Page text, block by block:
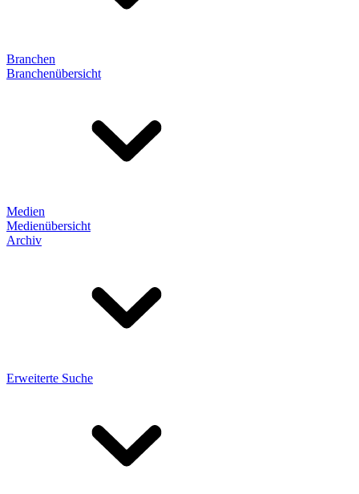
Branchen
Branchenübersicht
Medien
Medienübersicht
Archiv
Erweiterte Suche